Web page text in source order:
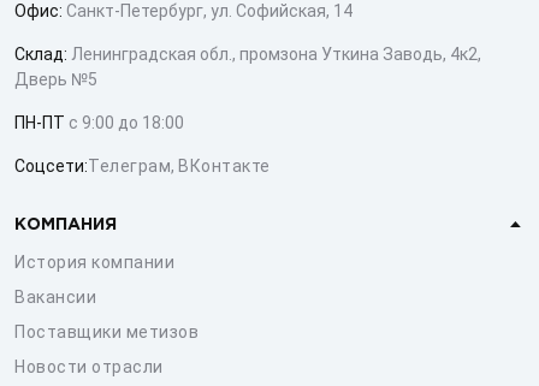
Офис: Санкт-Петербург, ул. Софийская, 14
Склад: Ленинградская обл., промзона Уткина Заводь, 4к2,
Дверь №5
ПН-ПТ с 9:00 до 18:00
Соцсети:Телеграм, ВКонтакте
КОМПАНИЯ
История компании
Вакансии
Поставщики метизов
Новости отрасли